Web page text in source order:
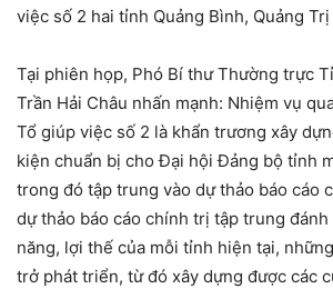
việc số 2 hai tỉnh Quảng Bình, Quảng
Tại phiên họp, Phó Bí thư Thường trực
Trần Hải Châu nhấn mạnh: Nhiệm vụ
Tổ giúp việc số 2 là khẩn trương xây
kiện chuẩn bị cho Đại hội Đảng bộ tỉnh
trong đó tập trung vào dự thảo báo cáo
dự thảo báo cáo chính trị tập trung
năng, lợi thế của mỗi tỉnh hiện tại,
trở phát triển, từ đó xây dựng được các